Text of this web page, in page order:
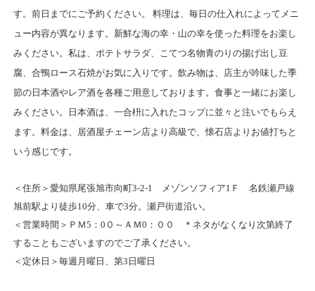
す。前日までにご予約ください。 料理は、毎日の仕入れによってメニ
ュー内容が異なります。新鮮な海の幸・山の幸を使った料理をお楽し
みください。私は、ポテトサラダ、こてつ名物青のりの揚げ出し豆
腐、合鴨ロース石焼がお気に入りです。飲み物は、店主が吟味した季
節の日本酒やレア酒を各種ご用意しております。食事と一緒にお楽し
みください。日本酒は、一合枡に入れたコップに並々と注いでもらえ
ます。料金は、居酒屋チェーン店より高級で、懐石店よりお値打ちと
いう感じです。
＜住所＞愛知県尾張旭市向町3-2-1 メゾンソフィア1Ｆ 名鉄瀬戸線
旭前駅より徒歩10分、車で3分。瀬戸街道沿い。
＜営業時間＞ＰＭ5：0０～ＡＭ0：００ ＊ネタがなくなり次第終了
することもございますのでご了承ください。
＜定休日＞毎週月曜日、第3日曜日